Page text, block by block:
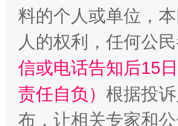
料的个人或单位，
人的权利，任何公
信或电话告知后15
责任自负） 根据投
布，让相关专家和